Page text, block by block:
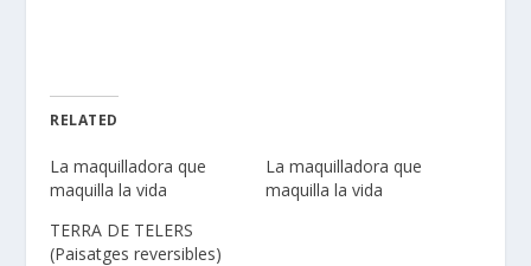
RELATED
La maquilladora que
maquilla la vida
La maquilladora que
maquilla la vida
TERRA DE TELERS
(Paisatges reversibles)